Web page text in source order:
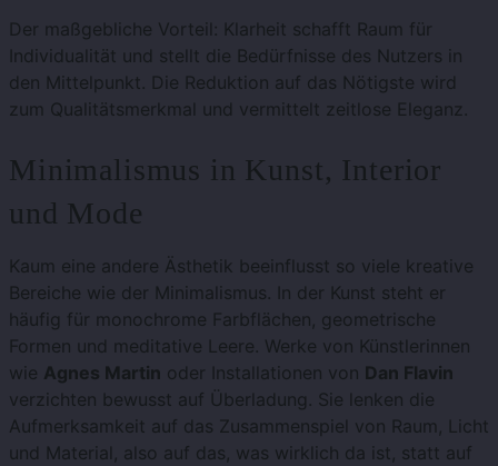
Der maßgebliche Vorteil: Klarheit schafft Raum für
Individualität und stellt die Bedürfnisse des Nutzers in
den Mittelpunkt. Die Reduktion auf das Nötigste wird
zum Qualitätsmerkmal und vermittelt zeitlose Eleganz.
Minimalismus in Kunst, Interior
und Mode
Kaum eine andere Ästhetik beeinflusst so viele kreative
Bereiche wie der Minimalismus. In der Kunst steht er
häufig für monochrome Farbflächen, geometrische
Formen und meditative Leere. Werke von Künstlerinnen
wie Agnes Martin oder Installationen von Dan Flavin
verzichten bewusst auf Überladung. Sie lenken die
Aufmerksamkeit auf das Zusammenspiel von Raum, Licht
und Material, also auf das, was wirklich da ist, statt auf